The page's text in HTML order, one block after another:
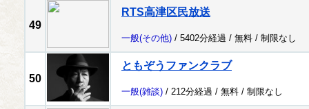
49
RTS高津区民放送
一般(その他) / 5402分経過 / 無料 / 制限なし
50
ともぞうファンクラブ
一般(雑談) / 212分経過 / 無料 / 制限なし